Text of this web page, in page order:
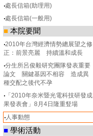
‧處長信箱(助理用)
‧處長信箱(一般用)
■ 本院要聞
‧2010年台灣經濟情勢總展望之修
正：前景亮麗 持續溫和成長
‧分生所呂俊毅研究團隊發表重要
論文 關鍵基因不相容 造成異
種交配之後代不孕
‧ 「2010年奈米暨光電科技研發成
果發表會」8月4日隆重豋場
‧人事動態
■ 學術活動